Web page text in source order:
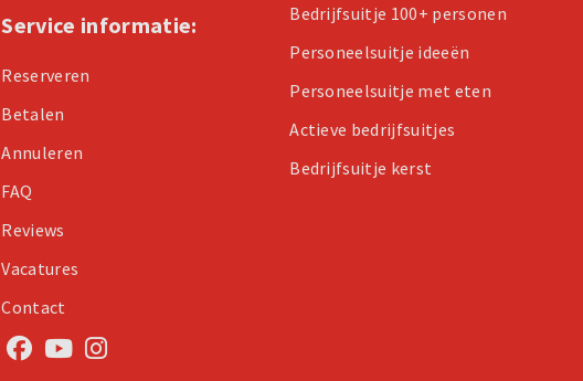
Service informatie:
Reserveren
Betalen
Annuleren
FAQ
Reviews
Vacatures
Contact
Bedrijfsuitje 100+ personen
Personeelsuitje ideeën
Personeelsuitje met eten
Actieve bedrijfsuitjes
Bedrijfsuitje kerst